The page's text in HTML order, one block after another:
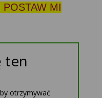
POSTAW MI
ten
otrzymywać